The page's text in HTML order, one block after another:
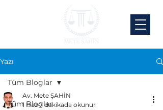
Yazı
Tüm Bloglar
Tüm Bloglar
Av. Mete ŞAHİN
1 Haz 7 dakikada okunur